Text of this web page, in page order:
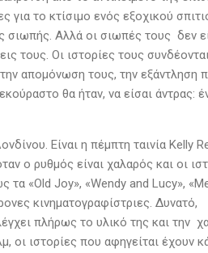
το κτίσιμο ενός εξοχικού
Αλλά οι σιωπές τους δεν
τους. Οι ιστορίες τους
απομόνωση τους, την εξάντληση
θα ήταν, να είσαι άντρας:
Είναι η πέμπτη ταινία Kelly
ο ρυθμός είναι χαλαρός και οι
τα «Old Joy», «Wendy and Lucy»,
κινηματογραφίστριες. Δυνατό,
πλήρως το υλικό της και την
οι ιστορίες που αφηγείται έχουν